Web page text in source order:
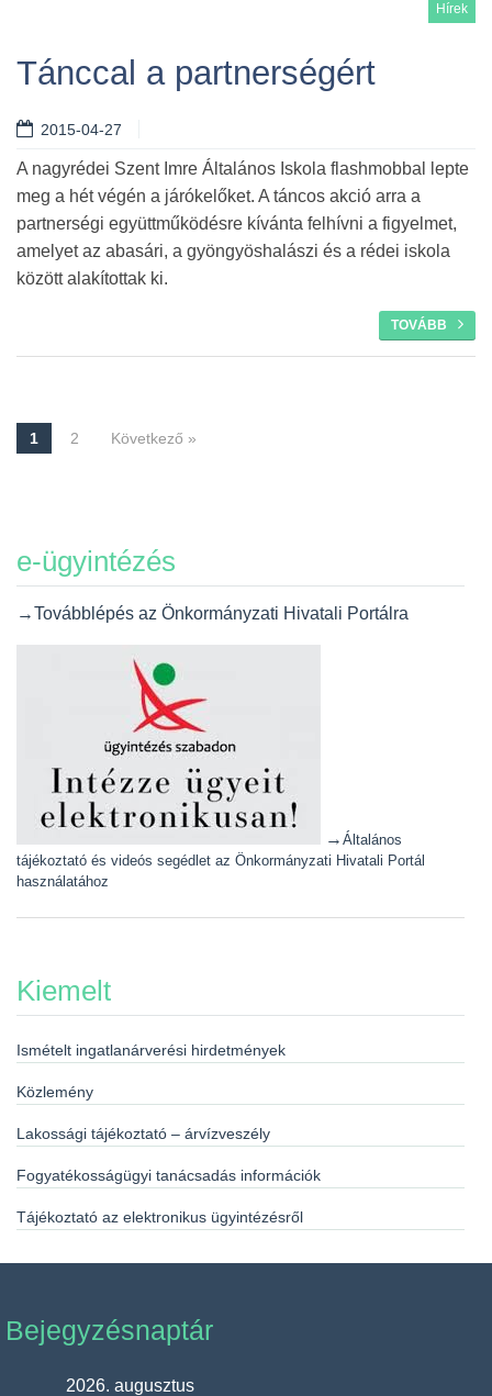
Hírek
Tánccal a partnerségért
2015-04-27
A nagyrédei Szent Imre Általános Iskola flashmobbal lepte
meg a hét végén a járókelőket. A táncos akció arra a
partnerségi együttműködésre kívánta felhívni a figyelmet,
amelyet az abasári, a gyöngyöshalászi és a rédei iskola
között alakítottak ki.
TOVÁBB
Navigáció
1 2 Következő »
e-ügyintézés
→Továbblépés az Önkormányzati Hivatali Portálra
→ Általános
tájékoztató és videós segédlet az Önkormányzati Hivatali Portál
használatához
Kiemelt
Ismételt ingatlanárverési hirdetmények
Közlemény
Lakossági tájékoztató – árvízveszély
Fogyatékosságügyi tanácsadás információk
Tájékoztató az elektronikus ügyintézésről
Bejegyzésnaptár
2026. augusztus